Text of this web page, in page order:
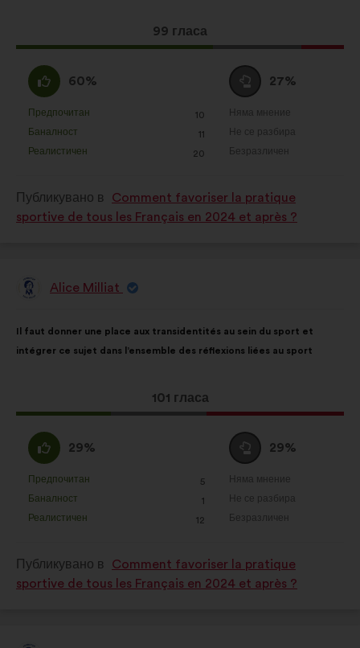
Това
предложение
99 гласа
Съгласен
съм
:
60%
в
:
Предпочитан
: 10
пъти
Баналност
: 11
пъти
Реалистичен
: 20
пъти
Въздържал
се
:
27%
в
:
Няма мнение
:пъти
Не се разбира
:пъти
Безразличен
:пъти
Публикувано в
Comment favoriser la pratique
sportive de tous les Français en 2024 et après ?
ПредложениеAlice Milliat
на
предложението:
Il faut donner une place aux transidentités au sein du sport et
intégrer ce sujet dans l’ensemble des réflexions liées au sport
Това
предложение
101 гласа
разпределението
е:
Съгласен
съм
:
29%
в
:
Предпочитан
: 5
пъти
Баналност
: 1
пъти
Реалистичен
: 12
пъти
Въздържал
се
:
29%
в
:
Няма мнение
:пъти
Не се разбира
:пъти
Безразличен
:пъти
Публикувано в
Comment favoriser la pratique
sportive de tous les Français en 2024 et après ?